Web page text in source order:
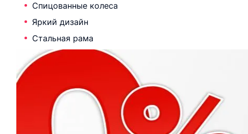
Спицованные колеса
Яркий дизайн
Стальная рама